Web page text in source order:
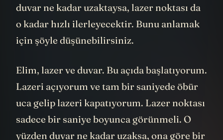
gezdirirseniz epey hızlı hareket eder. Bu
duvar ne kadar uzaktaysa, lazer noktası da
o kadar hızlı ilerleyecektir. Bunu anlamak
Elim, lazer ve duvar. Bu açıda başlatıyorum.
Lazeri açıyorum ve tam bir saniyede öbür
uca gelip lazeri kapatıyorum. Lazer noktası
sadece bir saniye boyunca görünmeli. O